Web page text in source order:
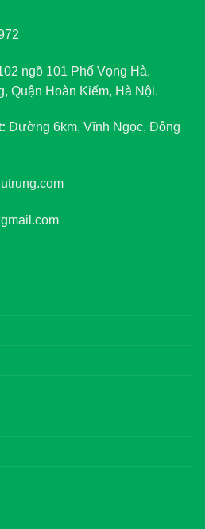
ngõ 101 Phố Vọng Hà,
Quận Hoàn Kiếm, Hà Nội.
Đường 6km, Vĩnh Ngọc, Đông